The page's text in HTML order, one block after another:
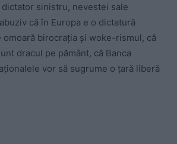
sinistru, nevestei sale
că în Europa e o dictatură
birocrația și woke-rismul, că
dracul pe pământ, că Banca
vor să sugrume o țară liberă